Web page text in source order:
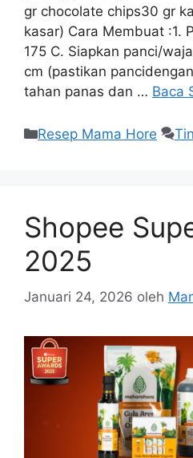
gr chocolate chips30 gr
kasar) Cara Membuat :1.
175 C. Siapkan panci/
cm (pastikan
tahan panas dan … Baca
Resep Mama Hore
Shopee
2025
Januari 24, 2026 oleh